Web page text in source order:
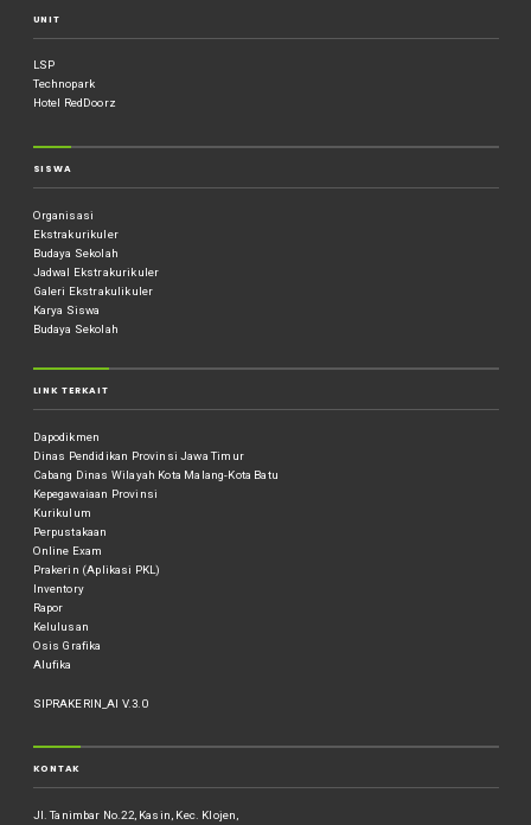
UNIT
LSP
Technopark
Hotel RedDoorz
SISWA
Organisasi
Ekstrakurikuler
Budaya Sekolah
Jadwal Ekstrakurikuler
Galeri Ekstrakulikuler
Karya Siswa
Budaya Sekolah
LINK TERKAIT
Dapodikmen
Dinas Pendidikan Provinsi Jawa Timur
Cabang Dinas Wilayah Kota Malang-Kota Batu
Kepegawaiaan Provinsi
Kurikulum
Perpustakaan
Online Exam
Prakerin (Aplikasi PKL)
Inventory
Rapor
Kelulusan
Osis Grafika
Alufika
SIPRAKERIN_AI V.3.0
KONTAK
Jl. Tanimbar No.22, Kasin, Kec. Klojen,